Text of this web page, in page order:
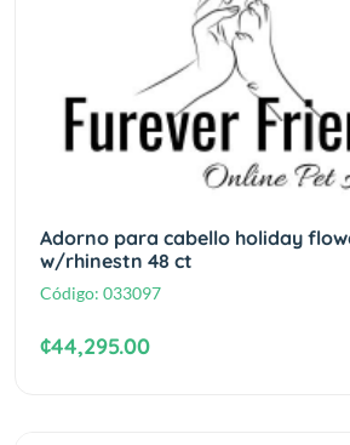
Adorno para cabello holiday
w/rhinestn 48 ct
Código: 033097
¢44,295.00